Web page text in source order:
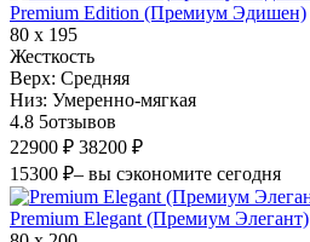
Premium Edition (Премиум Эдишен)
80 х 195
Жесткость
Верх: Средняя
Низ: Умеренно-мягкая
4.8 5отзывов
22900 ₽ 38200 ₽
15300 ₽– вы сэкономите сегодня
Premium Elegant (Премиум Элегант)